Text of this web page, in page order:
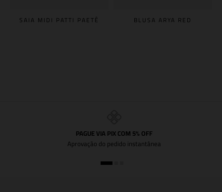
SAIA MIDI PATTI PAETÊ BLUSA ARYA RED
PAGUE VIA PIX COM 5% OFF
Aprovação do pedido instantânea